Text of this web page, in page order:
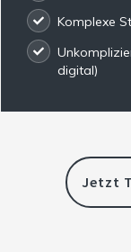
Komplexe
digital)
Jetzt